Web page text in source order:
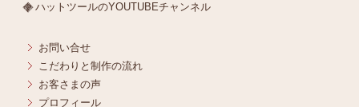
ハットツールのYOUTUBEチャンネル
お問い合せ
こだわりと制作の流れ
お客さまの声
プロフィール